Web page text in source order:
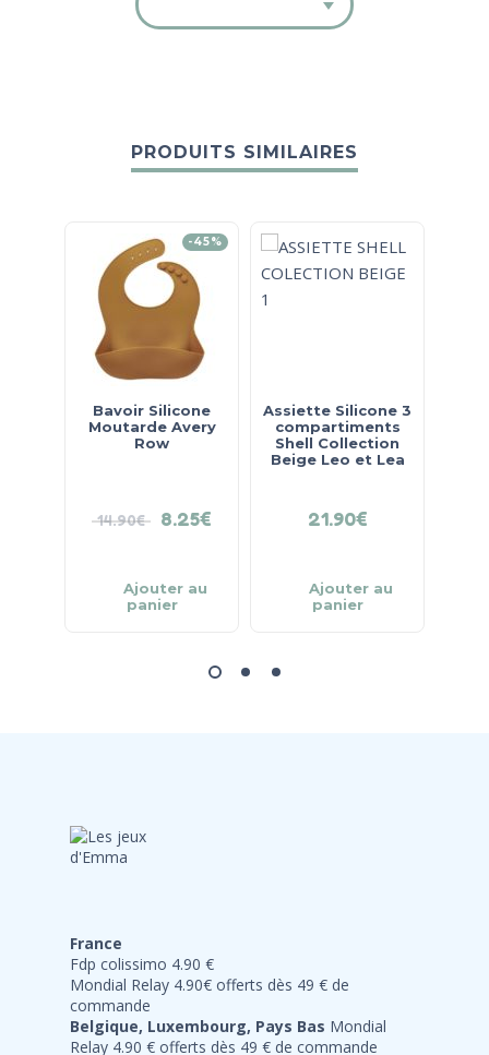
PRODUITS SIMILAIRES
-45%
Bavoir Silicone
Moutarde Avery
Row
14.90€ 8.25€
Ajouter au
panier
Assiette Silicone 3
compartiments
Shell Collection
Beige Leo et Lea
21.90€
Ajouter au
panier
France
Fdp colissimo 4.90 €
Mondial Relay 4.90€ offerts dès 49 € de
commande
Belgique, Luxembourg, Pays Bas Mondial
Relay 4.90 € offerts dès 49 € de commande